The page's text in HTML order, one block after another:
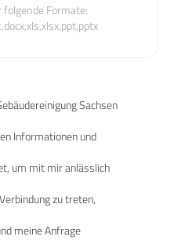
Formate:
Sachsen
Informationen und
um mit mir anlässlich
zu treten,
meine Anfrage